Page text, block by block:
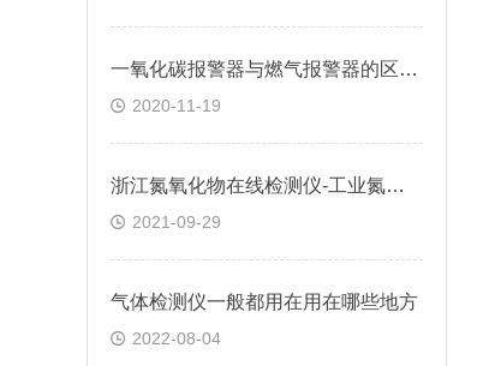
一氧化碳报警器与燃气报警器的区别在哪里？
2020-11-19
浙江氮氧化物在线检测仪-工业氮氧化物在线检测仪价格
2021-09-29
气体检测仪一般都用在用在哪些地方
2022-08-04